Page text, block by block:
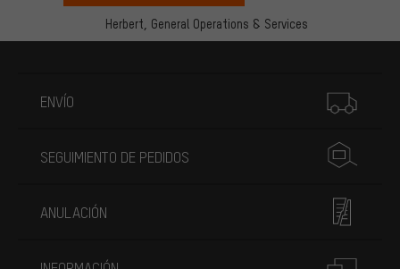
Herbert, General Operations & Services
ENVÍO
SEGUIMIENTO DE PEDIDOS
ANULACIÓN